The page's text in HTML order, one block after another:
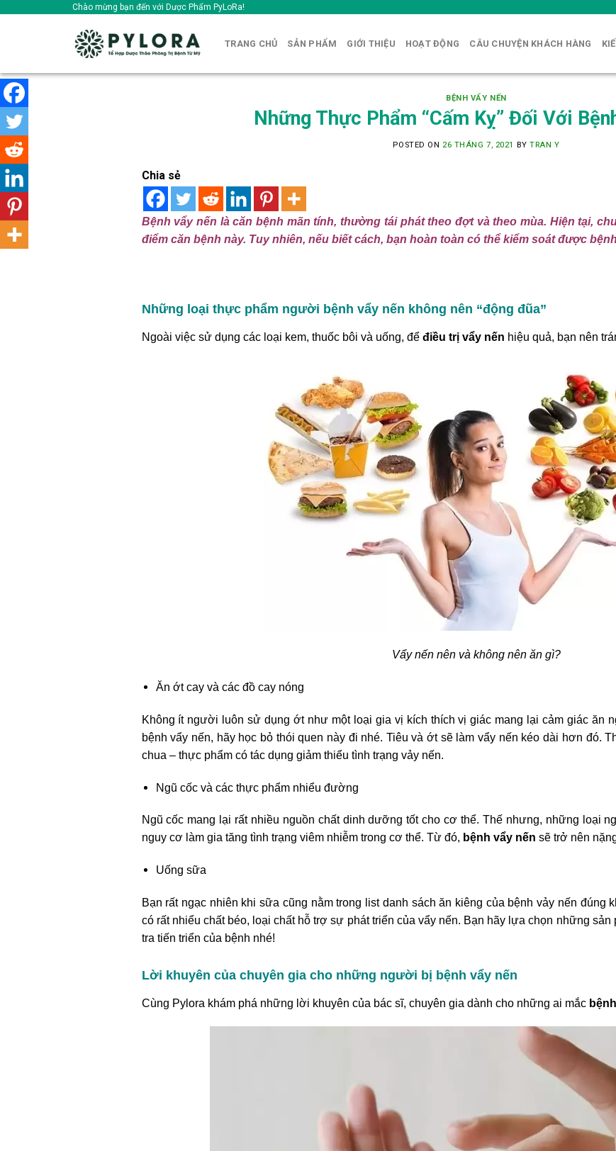
Chào mừng bạn đến với Dược Phẩm PyLoRa!
TRANG CHỦ SẢN PHẨM GIỚI THIỆU HOẠT ĐỘNG CÂU CHUYỆN KHÁCH HÀNG
BỆNH VẨY NẾN
Những Thực Phẩm “Cấm Kỵ” Đối Với
POSTED ON 26 THÁNG 7, 2021 BYTRAN Y
Chia sẻ
Bệnh vẩy nến là căn bệnh mãn tính, thường tái phát theo đợt và theo mùa. Hiện tại,
điểm căn bệnh này. Tuy nhiên, nếu biết cách, bạn hoàn toàn có thể kiểm soát được
Những loại thực phẩm người bệnh vẩy nến không nên “động đũa”
Ngoài việc sử dụng các loại kem, thuốc bôi và uống, để điều trị vẩy nến hiệu quả, bạn nên
Vẩy nến nên và không nên ăn gì?
Ăn ớt cay và các đồ cay nóng
Không ít người luôn sử dụng ớt như một loại gia vị kích thích vị giác mang lại cảm giác ăn
bệnh vẩy nến, hãy học bỏ thói quen này đi nhé. Tiêu và ớt sẽ làm vẩy nến kéo dài hơn đó.
chua – thực phẩm có tác dụng giảm thiểu tình trạng vảy nến.
Ngũ cốc và các thực phẩm nhiểu đường
Ngũ cốc mang lại rất nhiều nguồn chất dinh dưỡng tốt cho cơ thể. Thế nhưng, những loại
nguy cơ làm gia tăng tình trạng viêm nhiễm trong cơ thể. Từ đó, bệnh vẩy nến sẽ trở nên
Uống sữa
Bạn rất ngạc nhiên khi sữa cũng nằm trong list danh sách ăn kiêng của bệnh vảy nến đúng
có rất nhiểu chất béo, loại chất hỗ trợ sự phát triển của vẩy nến. Bạn hãy lựa chọn những
tra tiến triển của bệnh nhé!
Lời khuyên của chuyên gia cho những người bị bệnh vẩy nến
Cùng Pylora khám phá những lời khuyên của bác sĩ, chuyên gia dành cho những ai mắc